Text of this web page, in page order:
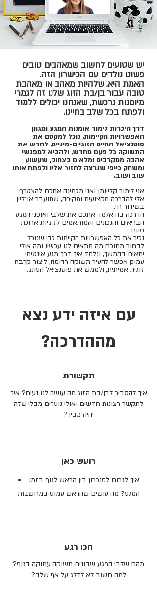
יש שטועים לחשוב שמאהבים טובים
פשוט נולדים עם הכישרון הזה.
האמת היא, שלהיות מאהב או מאהבת
טובה עבור בן/בת הזוג שלנו זה לגמרי
מיומנות נרכשת, שאנחנו יכולים ללמוד
ולפתח בכל שלב בחיינו.
דרך היכרות לימוד אומנות המגע ומגוון
האפשרויות הקיימות, נוכל למקסם את
פוטנציאל החיים הזוגיים-מיניים, לחדש את
התשוקה כל פעם מחדש, ולהביא למפגשי
אהבה ממקרבים ומלאים בצחוק, שעשוע
ומשחק כייפי שנרצה לחזור אליו ולפתח אותו
שוב ושוב.
אני לימור קליינמן ואני מזמינה אתכם להצטרף
אלי להדרכה מקצועית ומקיפה, שתועבר אונליין
בשידור חי.
הדרכה בה אלמד אתכם את שלבי ואופני המגע
הבריאים והנכונים והמותאמים לזוגיות ארוכת
טווח.
נכיר את כל האפשרויות הקיימות כדי שנוכל
לבחור מתוכם מה מתאים לנו עכשיו ומה אולי
יתאים בהמשך, ונלמד איך דרך מגע אינטימי
עמוק אפשר להעיר תשוקה רדומה, ליצור קרבה
זוגית אמיתית, ולממש את פוטנציאל העונג.
עם איזה ידע נצא
מההדרכה?
תקשורת
איך להסביר לבן/בת הזוג מה עושה לנו נעים? איך
לתקשר רצונות חדשים ואולי נועזים מבלי שזה
יהיה מביך?
רועש כאן
איך לגרום לסנכרון בין הראש לגוף בזמן
המגע? מה עושים שהראש עמוס במחשבות
חכו רגע
מהם שלבי המגע שבונים תשוקה עמוקה בגוף?
למה חשוב לא לדלג על אף שלב?